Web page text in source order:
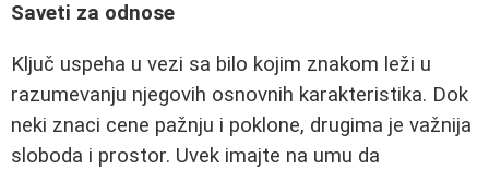
Saveti za odnose
Ključ uspeha u vezi sa bilo kojim znakom leži u
razumevanju njegovih osnovnih karakteristika. Dok
neki znaci cene pažnju i poklone, drugima je važnija
sloboda i prostor. Uvek imajte na umu da